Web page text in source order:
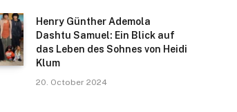
Henry Günther Ademola
Dashtu Samuel: Ein Blick auf
das Leben des Sohnes von Heidi
Klum
20. October 2024